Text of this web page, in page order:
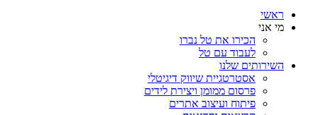
ראשי
מי אני
הכירו את טל נברו
לעבוד עם טל
השירותים שלנו
אסטרטגיית שיווק דיגיטלי
פרסום ממומן ויצירת לידים
פיתוח ועיצוב אתרים